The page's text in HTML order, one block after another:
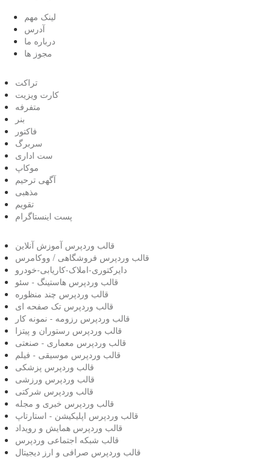
لینک مهم
آدرس
درباره ما
مجوز ها
تراکت
کارت ویزیت
متفرفه
بنر
فاکتور
سربرگ
ست اداری
موکاپ
آگهی ترحیم
مذهبی
تقویم
پست اینستاگرام
قالب وردپرس آموزش آنلاین
قالب وردپرس فروشگاهی / ووکامرس
دایرکتوری-املاک-کاریابی-خودرو
قالب وردپرس هاستینگ - سئو
قالب وردپرس چند منظوره
قالب وردپرس تک صفحه ای
قالب وردپرس رزومه - نمونه کار
قالب وردپرس رستوران و پیتزا
قالب وردپرس معماری - صنعتی
قالب وردپرس موسیقی - فیلم
قالب وردپرس پزشکی
قالب وردپرس ورزشی
قالب وردپرس شرکتی
قالب وردپرس خبری و مجله
قالب وردپرس اپلیکیشن - استارتاپ
قالب وردپرس همایش و رویداد
قالب شبکه اجتماعی وردپرس
قالب وردپرس صرافی و ارز دیجیتال